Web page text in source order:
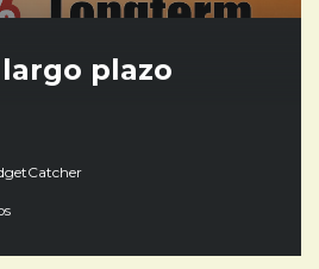
plazo